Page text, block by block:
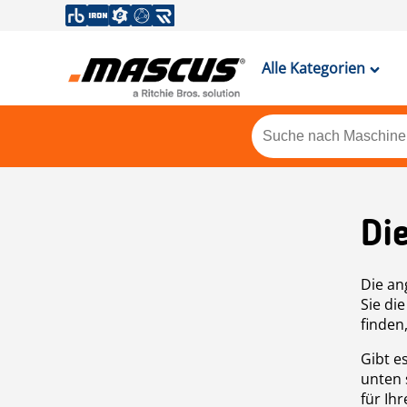
Alle Kategorien
Die
Sie
Gibt
unten
für